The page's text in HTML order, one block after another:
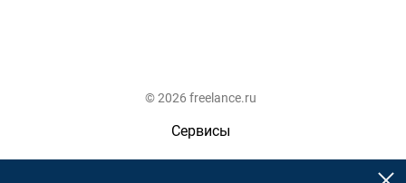
© 2026 freelance.ru
Сервисы
Помощь